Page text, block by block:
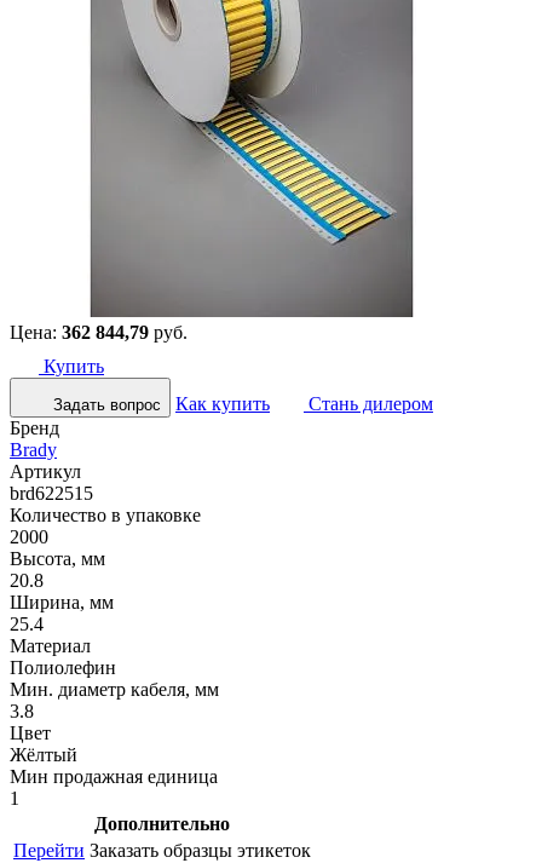
Цена: 362 844,79 руб.
Купить
Задать вопрос Как купить
Стань дилером
Бренд
Brady
Артикул
brd622515
Количество в упаковке
2000
Высота, мм
20.8
Ширина, мм
25.4
Материал
Полиолефин
Мин. диаметр кабеля, мм
3.8
Цвет
Жёлтый
Мин продажная единица
1
Дополнительно
Перейти Заказать образцы этикеток